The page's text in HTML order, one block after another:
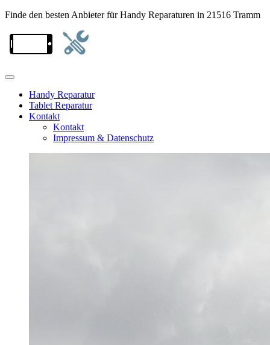
Finde den besten Anbieter für Handy Reparaturen in 21516 Tramm
Handy Reparatur
Tablet Reparatur
Kontakt
Kontakt
Impressum & Datenschutz